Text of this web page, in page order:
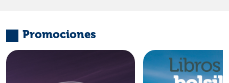
Promociones